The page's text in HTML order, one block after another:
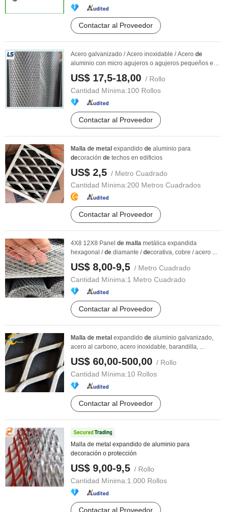
Contactar al Proveedor
Acero galvanizado / Acero inoxidable / Acero de
aluminio con micro agujeros o agujeros pequeños en
US$ 17,5-18,00 / Rollo
Cantidad Mínima:100 Rollos
Contactar al Proveedor
Malla de metal expandido de aluminio para
decoración de techos en edificios
US$ 2,5 / Metro Cuadrado
Cantidad Mínima:200 Metros Cuadrados
Contactar al Proveedor
4X8 12X8 Panel de malla metálica expandida
hexagonal /de diamante /decorativa, cobre / acero ...
US$ 8,00-9,5 / Metro Cuadrado
Cantidad Mínima:1 Metro Cuadrado
Contactar al Proveedor
Malla de metal expandido de aluminio galvanizado,
acero al carbono, acero inoxidable, barandilla, ...
US$ 60,00-500,00 / Rollo
Cantidad Mínima:10 Rollos
Contactar al Proveedor
Malla de metal expandido de aluminio para
decoración o protección
US$ 9,00-9,5 / Rollo
Cantidad Mínima:1.000 Rollos
Contactar al Proveedor